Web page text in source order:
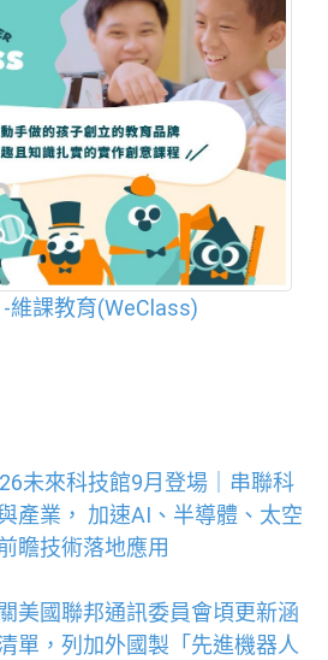
維課教育(WeClass)
未來科技館9月登場｜串聯科
產業， 加速AI、半導體、太空
瞻技術落地應用
美國聯邦通訊委員會頃更新涵
單，列加外國製「先進機器人